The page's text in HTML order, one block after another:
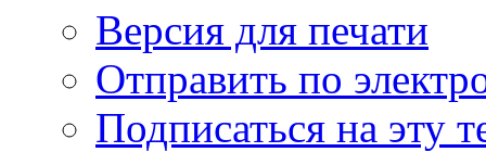
Версия для печати
Отправить по
Подписаться на эту